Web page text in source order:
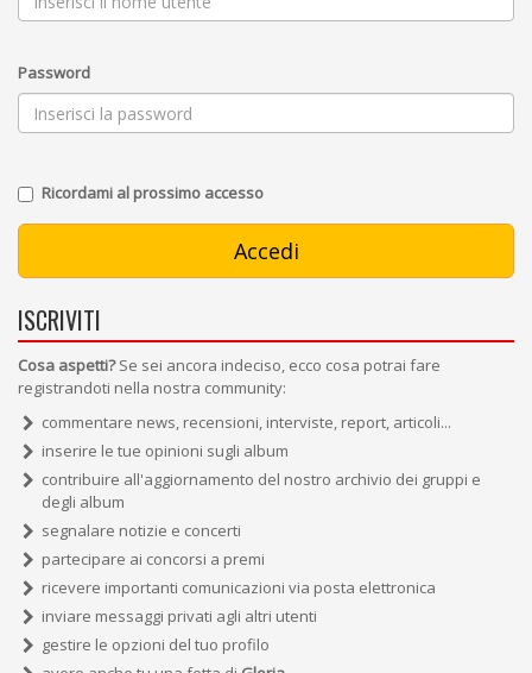
Password
Ricordami al prossimo accesso
ISCRIVITI
Cosa aspetti?Se sei ancora indeciso, ecco cosa potrai fare
registrandoti nella nostra community:
commentare news, recensioni, interviste, report, articoli...
inserire le tue opinioni sugli album
contribuire all'aggiornamento del nostro archivio dei gruppi e
degli album
segnalare notizie e concerti
partecipare ai concorsi a premi
ricevere importanti comunicazioni via posta elettronica
inviare messaggi privati agli altri utenti
gestire le opzioni del tuo profilo